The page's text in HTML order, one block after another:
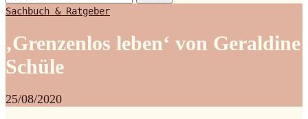
Sachbuch & Ratgeber
‚Grenzenlos leben‘ von Geraldine
Schüle
25/08/2020